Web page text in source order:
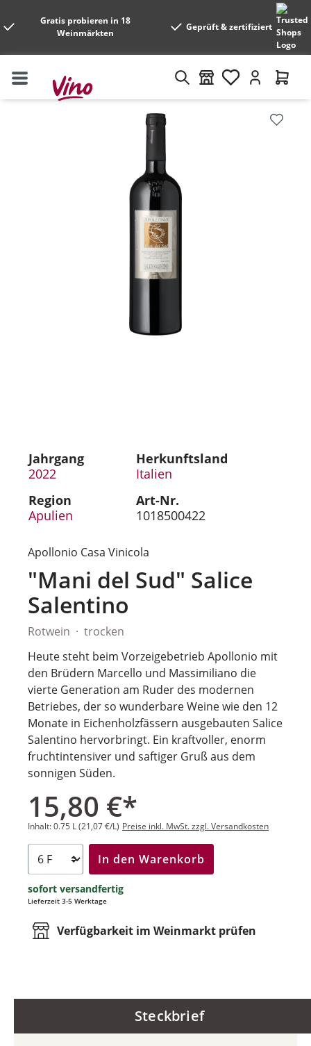
Gratis probieren in 18
Weinmärkten
Geprüft & zertifiziert
Bildergalerie überspringen
Jahrgang
2022
Herkunftsland
Italien
Region
Apulien
Art-Nr.
1018500422
Apollonio Casa Vinicola
"Mani del Sud" Salice
Salentino
Rotwein
trocken
Heute steht beim Vorzeigebetrieb Apollonio mit
den Brüdern Marcello und Massimiliano die
vierte Generation am Ruder des modernen
Betriebes, der so wunderbare Weine wie den 12
Monate in Eichenholzfässern ausgebauten Salice
Salentino hervorbringt. Ein kraftvoller, enorm
fruchtintensiver und saftiger Gruß aus dem
sonnigen Süden.
15,80 €*
Inhalt:0.75 L(21,07 €/L) Preise inkl. MwSt. zzgl. Versandkosten
In den Warenkorb
sofort versandfertig
Lieferzeit 3-5 Werktage
Verfügbarkeit im Weinmarkt prüfen
Steckbrief